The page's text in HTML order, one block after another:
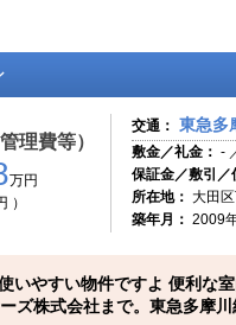
理費等）
万円
）
交通： 東急多
敷金／礼金： -
保証金／敷引／
所在地： 大田
築年月： 2009
いやすい物件ですよ 便利な
ズ株式会社まで。東急多摩